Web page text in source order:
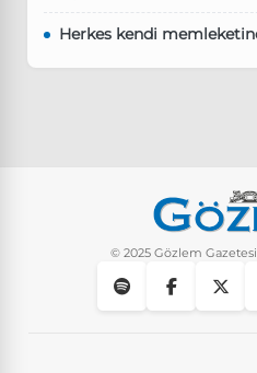
Herkes kendi
Instagram’da keşfet nasıl
© 2025 Gözlem